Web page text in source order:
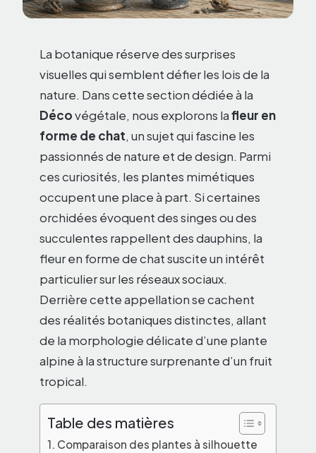
La botanique réserve des surprises
visuelles qui semblent défier les lois de la
nature. Dans cette section dédiée à la
Décovégétale, nous explorons lafleur en
forme de chat, un sujet qui fascine les
passionnés de nature et de design. Parmi
ces curiosités, les plantes mimétiques
occupent une place à part. Si certaines
orchidées évoquent des singes ou des
succulentes rappellent des dauphins, la
fleur en forme de chat suscite un intérêt
particulier sur les réseaux sociaux.
Derrière cette appellation se cachent
des réalités botaniques distinctes, allant
de la morphologie délicate d’une plante
alpine à la structure surprenante d’un fruit
tropical.
Table des matières
Comparaison des plantes à silhouette